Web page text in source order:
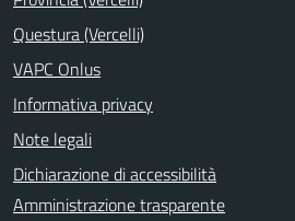
Questura (Vercelli)
VAPC Onlus
Informativa privacy
Note legali
Dichiarazione di accessibilità
Amministrazione trasparente